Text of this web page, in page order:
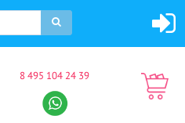
8 495 104 24 39